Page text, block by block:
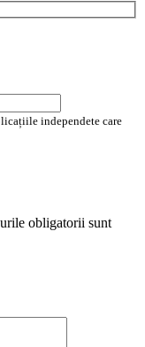
independete care
obligatorii sunt